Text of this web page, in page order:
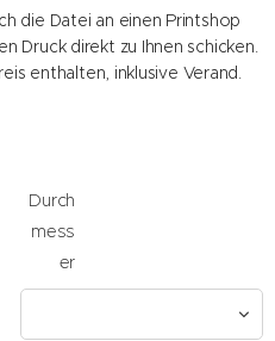
die Datei an einen Printshop
Druck direkt zu Ihnen schicken.
enthalten, inklusive Verand.
Durch
mess
er